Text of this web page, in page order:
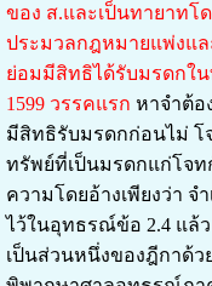
ของ ส.และเป็นทายาทโ
ประมวลกฎหมายแพ่งแล
ย่อมมีสิทธิได้รับมรดกใ
1599 วรรคแรก หาจำต้อ
มีสิทธิรับมรดกก่อนไม่ โ
ทรัพย์ที่เป็นมรดกแก่โจท
ความโดยอ้างเพียงว่า จ
ไว้ในอุทธรณ์ข้อ 2.4 แล้
เป็นส่วนหนึ่งของฎีกาด้ว